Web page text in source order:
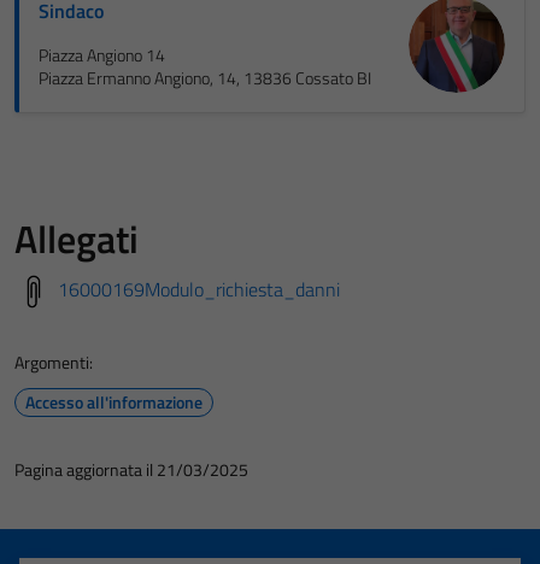
Sindaco
Piazza Angiono 14
Piazza Ermanno Angiono, 14, 13836 Cossato BI
Allegati
16000169Modulo_richiesta_danni
Argomenti:
Accesso all'informazione
Pagina aggiornata il 21/03/2025